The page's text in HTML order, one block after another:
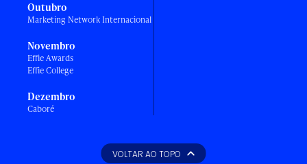
Outubro
Marketing Network Internacional
Novembro
Effie Awards
Effie College
Dezembro
Caboré
VOLTAR AO TOPO